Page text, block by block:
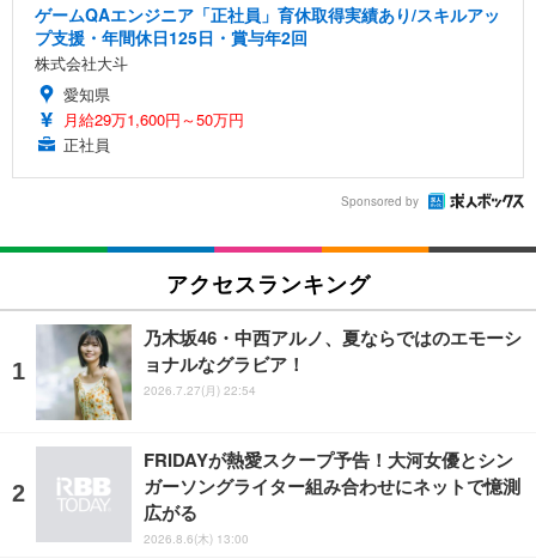
ゲームQAエンジニア「正社員」育休取得実績あり/スキルアッ
プ支援・年間休日125日・賞与年2回
株式会社大斗
愛知県
月給29万1,600円～50万円
正社員
Sponsored by
アクセスランキング
乃木坂46・中西アルノ、夏ならではのエモーシ
ョナルなグラビア！
2026.7.27(月) 22:54
FRIDAYが熱愛スクープ予告！大河女優とシン
ガーソングライター組み合わせにネットで憶測
広がる
2026.8.6(木) 13:00